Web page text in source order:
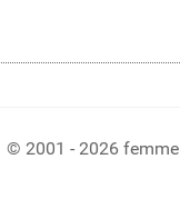
© 2001 - 2026 femme